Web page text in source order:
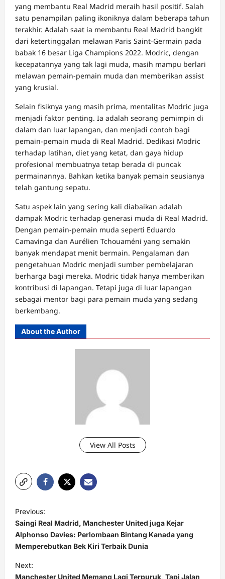
yang membantu Real Madrid meraih hasil positif. Salah
satu penampilan paling ikoniknya dalam beberapa tahun
terakhir. Adalah saat ia membantu Real Madrid bangkit
dari ketertinggalan melawan Paris Saint-Germain pada
babak 16 besar Liga Champions 2022. Modric, dengan
kecepatannya yang tak lagi muda, masih mampu berlari
melawan pemain-pemain muda dan memberikan assist
yang krusial.
Selain fisiknya yang masih prima, mentalitas Modric juga
menjadi faktor penting. Ia adalah seorang pemimpin di
dalam dan luar lapangan, dan menjadi contoh bagi
pemain-pemain muda di Real Madrid. Dedikasi Modric
terhadap latihan, diet yang ketat, dan gaya hidup
profesional membuatnya tetap berada di puncak
permainannya. Bahkan ketika banyak pemain seusianya
telah gantung sepatu.
Satu aspek lain yang sering kali diabaikan adalah
dampak Modric terhadap generasi muda di Real Madrid.
Dengan pemain-pemain muda seperti Eduardo
Camavinga dan Aurélien Tchouaméni yang semakin
banyak mendapat menit bermain. Pengalaman dan
pengetahuan Modric menjadi sumber pembelajaran
berharga bagi mereka. Modric tidak hanya memberikan
kontribusi di lapangan. Tetapi juga di luar lapangan
sebagai mentor bagi para pemain muda yang sedang
berkembang.
About the Author
View All Posts
o
s
t
n
Previous:
Saingi Real Madrid, Manchester United juga Kejar
Alphonso Davies: Perlombaan Bintang Kanada yang
Memperebutkan Bek Kiri Terbaik Dunia
Next:
Manchester United Memang Lagi Terpuruk, Tapi Jalan